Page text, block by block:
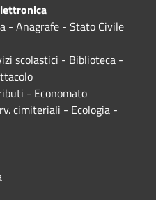
- Anagrafe - Stato Civile
scolastici - Biblioteca -
- Economato
cimiteriali - Ecologia -